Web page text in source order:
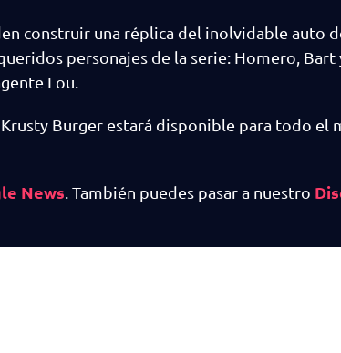
construir una réplica del inolvidable auto
personajes de la serie: Homero,
Lou.
Krusty Burger estará disponible para todo el
News . También puedes pasar a nuestro